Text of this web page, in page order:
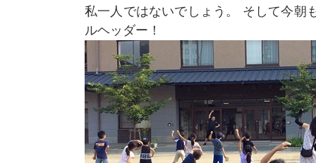
私一人ではないでしょう。 そして今朝
ルヘッダー！